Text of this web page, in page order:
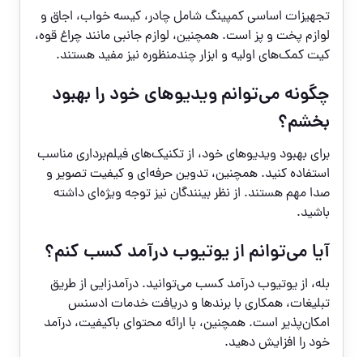
تجهیزات اساسی کمپینگ شامل چادر، کیسه خواب، اجاق و
لوازم پخت و پز است. همچنین، لوازم جانبی مانند چراغ قوه،
کیت کمک‌های اولیه و ابزار چندمنظوره نیز مفید هستند.
چگونه می‌توانم ویدیوهای خود را بهبود
بخشم؟
برای بهبود ویدیوهای خود، از تکنیک‌های فیلم‌برداری مناسب
استفاده کنید. همچنین، تدوین حرفه‌ای و کیفیت تصویر و
صدا مهم هستند. از نظر بینندگان نیز توجه ویژه‌ای داشته
باشید.
آیا می‌توانم از یوتیوب درآمد کسب کنم؟
بله، از یوتیوب درآمد کسب می‌توانید. درآمدزایی از طریق
تبلیغات، همکاری با برندها و دریافت خدمات ادسنس
امکان‌پذیر است. همچنین، با ارائه محتوای باکیفیت، درآمد
خود را افزایش دهید.